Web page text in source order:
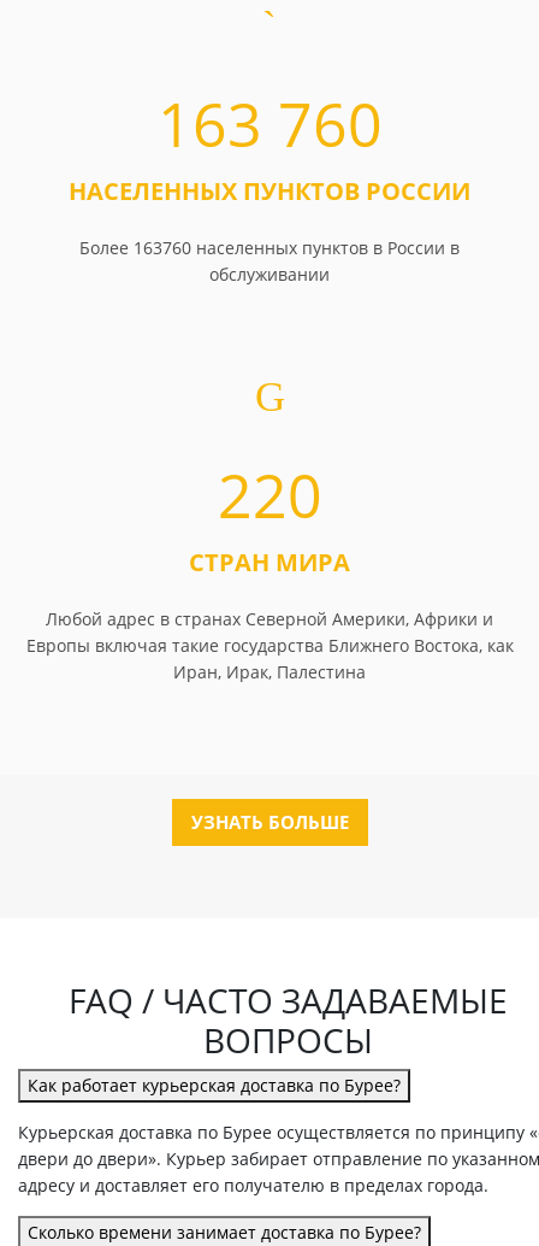
163 760
НАСЕЛЕННЫХ ПУНКТОВ РОССИИ
Более 163760 населенных пунктов в России в
обслуживании
220
СТРАН МИРА
Любой адрес в странах Северной Америки, Африки и
Европы включая такие государства Ближнего Востока, как
Иран, Ирак, Палестина
УЗНАТЬ БОЛЬШЕ
FAQ / ЧАСТО ЗАДАВАЕМЫЕ
ВОПРОСЫ
Как работает курьерская доставка по Бурее?
Курьерская доставка по Бурее осуществляется по принципу
двери до двери». Курьер забирает отправление по
адресу и доставляет его получателю в пределах города.
Сколько времени занимает доставка по Бурее?